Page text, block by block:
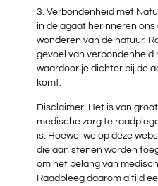
3. Verbondenheid met
in de agaat herinneren
wonderen van de natuur.
gevoel van
waardoor je dichter bij de
komt.
Disclaimer: Het is van
medische zorg te
is. Hoewel we op deze
die aan stenen worden
om het belang van
Raadpleeg daarom altijd